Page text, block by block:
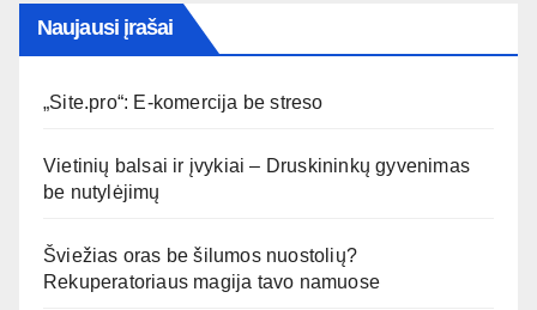
Naujausi įrašai
„Site.pro“: E-komercija be streso
Vietinių balsai ir įvykiai – Druskininkų gyvenimas
be nutylėjimų
Šviežias oras be šilumos nuostolių?
Rekuperatoriaus magija tavo namuose